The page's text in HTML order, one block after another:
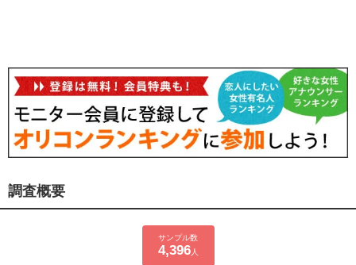
調査概要
サンプル数
4,396人